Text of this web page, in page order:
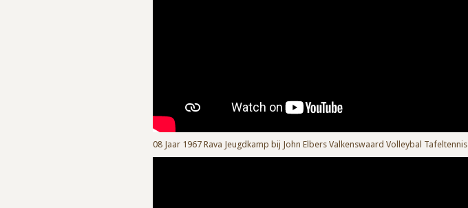
08 Jaar 1967 Rava Jeugdkamp bij John Elbers Valkenswaard Volleybal Tafeltennis